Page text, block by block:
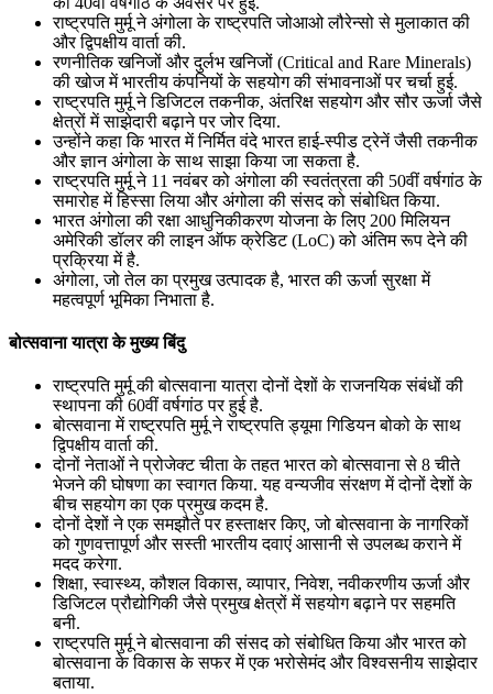
राष्ट्रपति मुर्मू ने अंगोला के राष्ट्रपति जोआओ लौरेन्सो से मुलाकात की
और द्विपक्षीय वार्ता की.
रणनीतिक खनिजों और दुर्लभ खनिजों (Critical and Rare Minerals)
की खोज में भारतीय कंपनियों के सहयोग की संभावनाओं पर चर्चा हुई.
राष्ट्रपति मुर्मू ने डिजिटल तकनीक, अंतरिक्ष सहयोग और सौर ऊर्जा जैसे
क्षेत्रों में साझेदारी बढ़ाने पर जोर दिया.
उन्होंने कहा कि भारत में निर्मित वंदे भारत हाई-स्पीड ट्रेनें जैसी तकनीक
और ज्ञान अंगोला के साथ साझा किया जा सकता है.
राष्ट्रपति मुर्मू ने 11 नवंबर को अंगोला की स्वतंत्रता की 50वीं वर्षगांठ के
समारोह में हिस्सा लिया और अंगोला की संसद को संबोधित किया.
भारत अंगोला की रक्षा आधुनिकीकरण योजना के लिए 200 मिलियन
अमेरिकी डॉलर की लाइन ऑफ क्रेडिट (LoC) को अंतिम रूप देने की
प्रक्रिया में है.
अंगोला, जो तेल का प्रमुख उत्पादक है, भारत की ऊर्जा सुरक्षा में
महत्वपूर्ण भूमिका निभाता है.
बोत्सवाना यात्रा के मुख्य बिंदु
राष्ट्रपति मुर्मू की बोत्सवाना यात्रा दोनों देशों के राजनयिक संबंधों की
स्थापना की 60वीं वर्षगांठ पर हुई है.
बोत्सवाना में राष्ट्रपति मुर्मू ने राष्ट्रपति ड्यूमा गिडियन बोको के साथ
द्विपक्षीय वार्ता की.
दोनों नेताओं ने प्रोजेक्ट चीता के तहत भारत को बोत्सवाना से 8 चीते
भेजने की घोषणा का स्वागत किया. यह वन्यजीव संरक्षण में दोनों देशों के
बीच सहयोग का एक प्रमुख कदम है.
दोनों देशों ने एक समझौते पर हस्ताक्षर किए, जो बोत्सवाना के नागरिकों
को गुणवत्तापूर्ण और सस्ती भारतीय दवाएं आसानी से उपलब्ध कराने में
मदद करेगा.
शिक्षा, स्वास्थ्य, कौशल विकास, व्यापार, निवेश, नवीकरणीय ऊर्जा और
डिजिटल प्रौद्योगिकी जैसे प्रमुख क्षेत्रों में सहयोग बढ़ाने पर सहमति
बनी.
राष्ट्रपति मुर्मू ने बोत्सवाना की संसद को संबोधित किया और भारत को
बोत्सवाना के विकास के सफर में एक भरोसेमंद और विश्वसनीय साझेदार
बताया.